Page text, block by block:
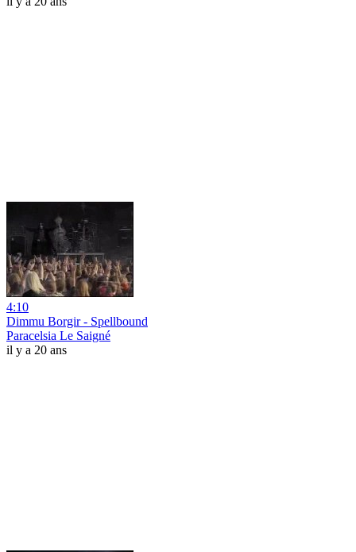
4:10
Dimmu Borgir - Spellbound
Paracelsia Le Saigné
il y a 20 ans